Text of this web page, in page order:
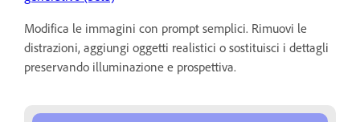
Modifica le immagini con prompt semplici. Rimuovi le
distrazioni, aggiungi oggetti realistici o sostituisci i dettagli
preservando illuminazione e prospettiva.